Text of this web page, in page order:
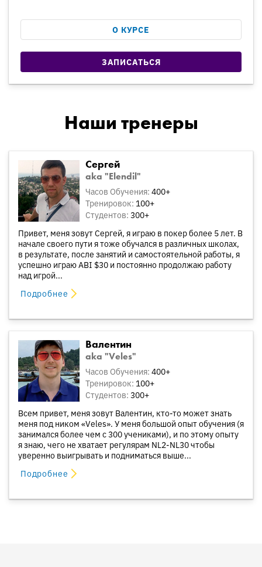
О КУРСЕ
ЗАПИСАТЬСЯ
Наши тренеры
Сергей
aka "Elendil"
Часов Обучения: 400+
Тренировок: 100+
Студентов: 300+
Привет, меня зовут Сергей, я играю в покер более 5 лет. В
начале своего пути я тоже обучался в различных школах,
в результате, после занятий и самостоятельной работы, я
успешно играю ABI $30 и постоянно продолжаю работу
над игрой...
Подробнее
Валентин
aka "Veles"
Часов Обучения: 400+
Тренировок: 100+
Студентов: 300+
Всем привет, меня зовут Валентин, кто-то может знать
меня под ником «Veles». У меня большой опыт обучения (я
занимался более чем с 300 учениками), и по этому опыту
я знаю, чего не хватает регулярам NL2-NL30 чтобы
уверенно выигрывать и подниматься выше...
Подробнее